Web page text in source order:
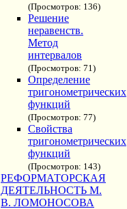
(Просмотров: 136)
Решение
неравенств.
Метод
интервалов
(Просмотров: 71)
Определение
тригонометрических
функций
(Просмотров: 77)
Свойства
тригонометрических
функций
(Просмотров: 143)
РЕФОРМАТОРСКАЯ
ДЕЯТЕЛЬНОСТЬ М.
В. ЛОМОНОСОВА